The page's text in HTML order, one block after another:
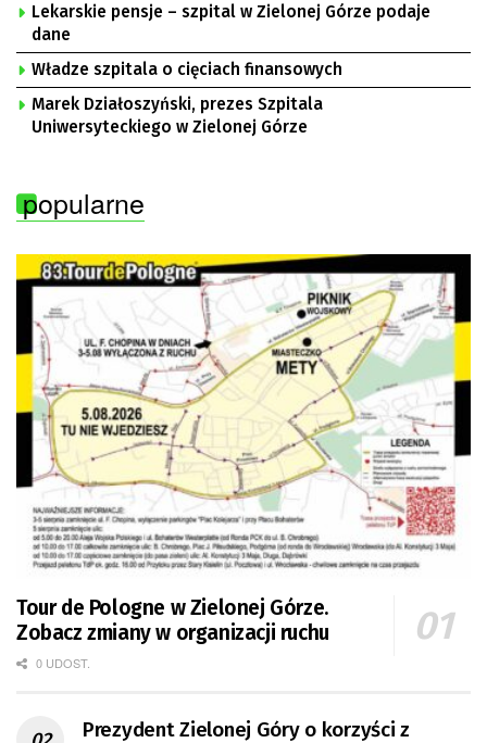
Lekarskie pensje – szpital w Zielonej Górze podaje
dane
Władze szpitala o cięciach finansowych
Marek Działoszyński, prezes Szpitala
Uniwersyteckiego w Zielonej Górze
popularne
Tour de Pologne w Zielonej Górze.
Zobacz zmiany w organizacji ruchu
0 UDOST.
Prezydent Zielonej Góry o korzyści z